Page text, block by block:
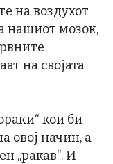
на воздухот
нашиот мозок,
на својата
кои би
овој начин, а
„ракав“. И